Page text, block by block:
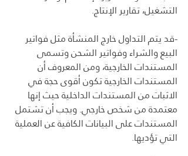
التشغيل، تقارير الإنتاج.
-قد يتم التداول خارج المنشأة مثل فواتير
البيع والشراء وفواتير الشحن وتسمى
المستندات الخارجية، ومن المعروف أن
المستندات الخارجية تكون أقوى حجة في
الاثبات من المستندات الداخلية حيث إنها
معتمدة من شخص خارجي. ويجب أن تشتمل
المستندات على البيانات الكافية عن العملية
التي تؤديها.